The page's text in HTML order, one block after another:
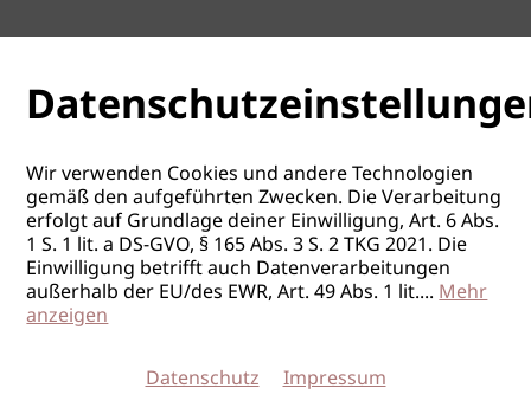
Wir verwenden Cookies und andere Technologien
gemäß den aufgeführten Zwecken. Die Verarbeitung
erfolgt auf Grundlage deiner Einwilligung, Art. 6 Abs.
1 S. 1 lit. a DS-GVO, § 165 Abs. 3 S. 2 TKG 2021. Die
Einwilligung betrifft auch Datenverarbeitungen
außerhalb der EU/des EWR, Art. 49 Abs. 1 lit....Mehr
anzeigen
Datenschutz Impressum